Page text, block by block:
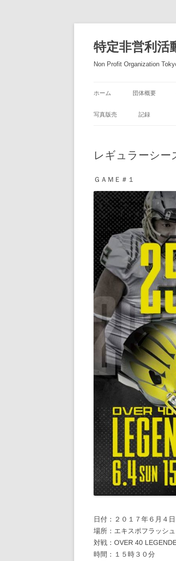
テ
ン
ツ
へ
ス
特定非営利活
Non Profit Organization
ホーム 団体概要
写真版売 記録
レギュラーシー
ＧＡＭＥ＃１
日付：２０１７年６月４日
場所：エキスポフラッシ
対戦：OVER 40
時間：１５時３０分